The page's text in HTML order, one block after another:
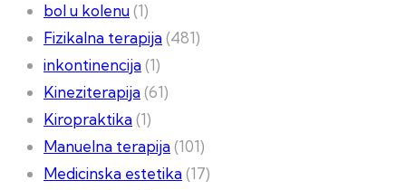
bol u kolenu(1)
Fizikalna terapija(481)
inkontinencija(1)
Kineziterapija(61)
Kiropraktika(1)
Manuelna terapija(101)
Medicinska estetika(17)